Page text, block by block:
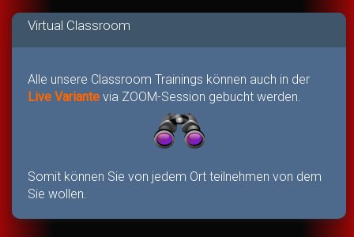
Virtual Classroom
Alle unsere Classroom Trainings können auch in der
Live Variante via ZOOM-Session gebucht werden.
Somit können Sie von jedem Ort teilnehmen von dem
Sie wollen.